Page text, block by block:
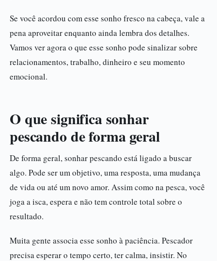
Se você acordou com esse sonho fresco na cabeça, vale a
pena aproveitar enquanto ainda lembra dos detalhes.
Vamos ver agora o que esse sonho pode sinalizar sobre
relacionamentos, trabalho, dinheiro e seu momento
emocional.
O que significa sonhar
pescando de forma geral
De forma geral, sonhar pescando está ligado a buscar
algo. Pode ser um objetivo, uma resposta, uma mudança
de vida ou até um novo amor. Assim como na pesca, você
joga a isca, espera e não tem controle total sobre o
resultado.
Muita gente associa esse sonho à paciência. Pescador
precisa esperar o tempo certo, ter calma, insistir. No